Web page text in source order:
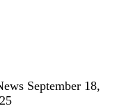
September 18,